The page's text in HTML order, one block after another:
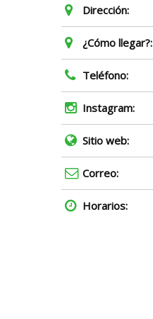
Dirección:
¿Cómo llegar?:
Teléfono:
Instagram:
Sitio web:
Correo:
Horarios: